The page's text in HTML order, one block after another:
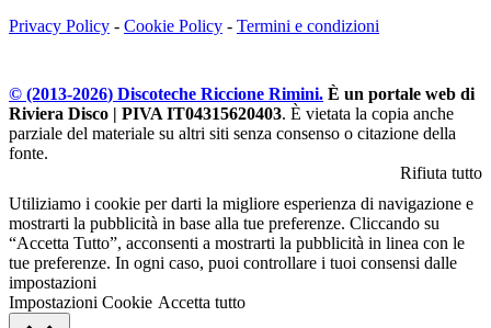
Privacy Policy - Cookie Policy - Termini e condizioni
© (2013-2026) Discoteche Riccione Rimini. È un portale web di
Riviera Disco | PIVA IT04315620403. È vietata la copia anche
parziale del materiale su altri siti senza consenso o citazione della
fonte.
Rifiuta tutto
Utiliziamo i cookie per darti la migliore esperienza di navigazione e
mostrarti la pubblicità in base alla tue preferenze. Cliccando su
“Accetta Tutto”, acconsenti a mostrarti la pubblicità in linea con le
tue preferenze. In ogni caso, puoi controllare i tuoi consensi dalle
impostazioni
Impostazioni Cookie Accetta tutto